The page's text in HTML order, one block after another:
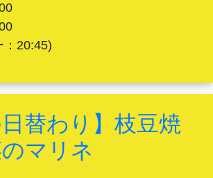
：20:45)
日替わり】枝豆焼
マリネ